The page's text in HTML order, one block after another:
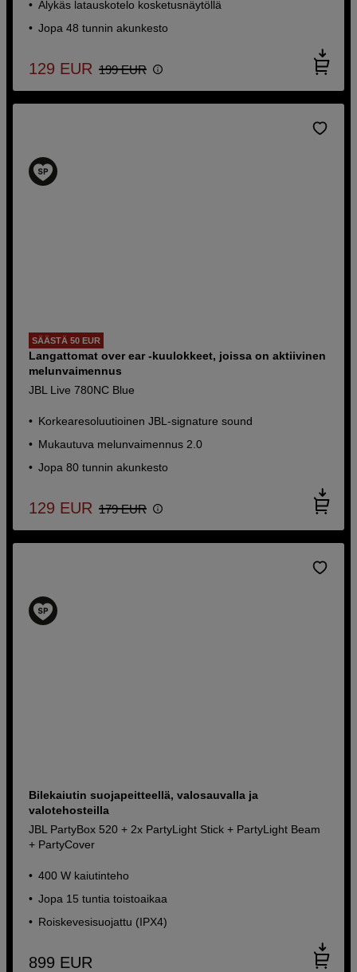
Älykäs latauskotelo kosketusnäytöllä
Jopa 48 tunnin akunkesto
129 EUR 199 EUR
SÄÄSTÄ 50 EUR
Langattomat over ear -kuulokkeet, joissa on aktiivinen
melunvaimennus
JBL Live 780NC Blue
Korkearesoluutioinen JBL-signature sound
Mukautuva melunvaimennus 2.0
Jopa 80 tunnin akunkesto
129 EUR 179 EUR
Bilekaiutin suojapeitteellä, valosauvalla ja
valotehosteilla
JBL PartyBox 520 + 2x PartyLight Stick + PartyLight Beam
+ PartyCover
400 W kaiutinteho
Jopa 15 tuntia toistoaikaa
Roiskevesisuojattu (IPX4)
899 EUR